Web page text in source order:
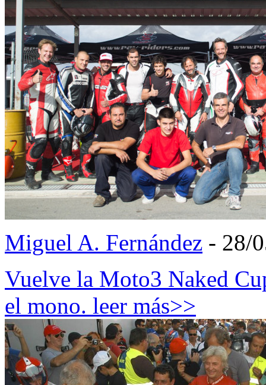
Miguel A. Fernández - 28/
Vuelve la Moto3 Naked
el mono. leer más>>